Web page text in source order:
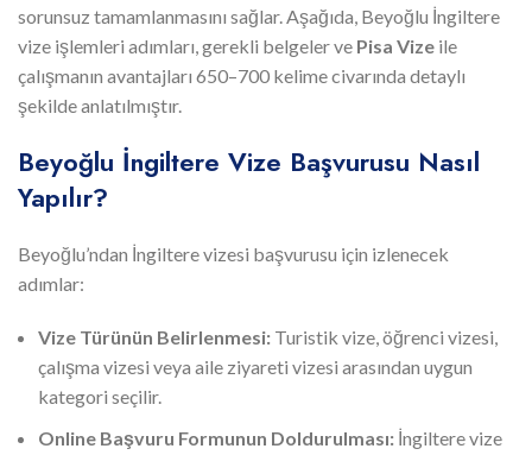
sorunsuz tamamlanmasını sağlar. Aşağıda, Beyoğlu İngiltere
vize işlemleri adımları, gerekli belgeler ve Pisa Vize ile
çalışmanın avantajları 650–700 kelime civarında detaylı
şekilde anlatılmıştır.
Beyoğlu İngiltere Vize Başvurusu Nasıl
Yapılır?
Beyoğlu’ndan İngiltere vizesi başvurusu için izlenecek
adımlar:
Vize Türünün Belirlenmesi: Turistik vize, öğrenci vizesi,
çalışma vizesi veya aile ziyareti vizesi arasından uygun
kategori seçilir.
Online Başvuru Formunun Doldurulması: İngiltere vize